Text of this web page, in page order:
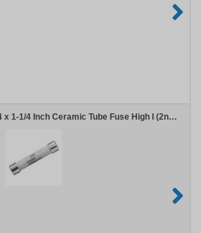
Fusibles de cartucho 1/4 x 1-1/4 Inch Ceramic Tube Fuse High I (2nd degree) t 20A